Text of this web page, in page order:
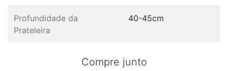
Profundidade da
Prateleira
40-45cm
Compre junto